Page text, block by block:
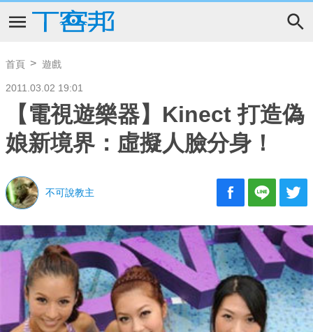
首頁 遊戲
2011.03.02 19:01
【電視遊樂器】Kinect 打造偽
娘新境界：虛擬人臉分身！
不可說教主